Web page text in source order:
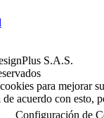
S.A.S.
para mejorar
acuerdo con esto,
Configuración de